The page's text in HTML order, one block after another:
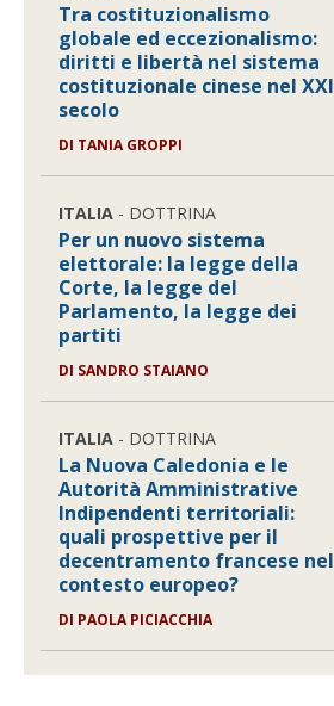
Tra costituzionalismo
globale ed eccezionalismo:
diritti e libertà nel sistema
costituzionale cinese nel XXI
secolo
DI TANIA GROPPI
ITALIA - DOTTRINA
Per un nuovo sistema
elettorale: la legge della
Corte, la legge del
Parlamento, la legge dei
partiti
DI SANDRO STAIANO
ITALIA - DOTTRINA
La Nuova Caledonia e le
Autorità Amministrative
Indipendenti territoriali:
quali prospettive per il
decentramento francese nel
contesto europeo?
DI PAOLA PICIACCHIA